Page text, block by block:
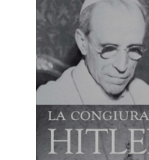
AGGIUNGI AL CARRELLO